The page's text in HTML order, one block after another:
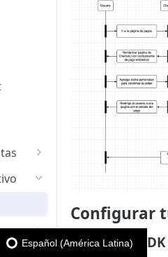
Configurar
Instalar el
Español (América Latina)